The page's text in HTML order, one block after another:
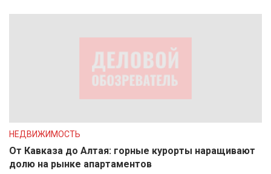
НЕДВИЖИМОСТЬ
От Кавказа до Алтая: горные курорты наращивают
долю на рынке апартаментов